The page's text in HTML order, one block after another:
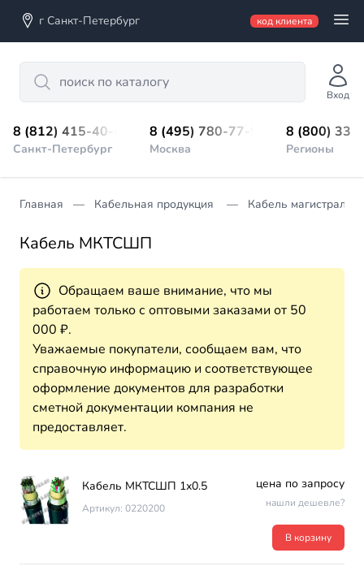
г Санкт-Петербург код клиента
Search
Вход
8 (812) 415-40-45
Санкт-Петербург
8 (495) 780-77-98
Москва
8 (800)
Регионы
Главная Кабельная продукция Кабель
Кабель МКТСШП
Обращаем ваше внимание, что мы
работаем только с оптовыми заказами от 50
000 ₽.
Уважаемые покупатели, сообщаем вам, что
справочную информацию и соответствующее
оформление документов для разработки
сметной документации компания не
предоставляет.
Кабель МКТСШП 1х0.5
Артикул: 0220200
цена по запросу
нашли дешевле?
В корзину